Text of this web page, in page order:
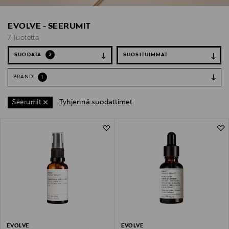
EVOLVE - SEERUMIT
7 Tuotetta
SUODATA 2
BRÄNDI 1
Seerumit Tyhjennä suodattimet
EVOLVE
EVOLVE